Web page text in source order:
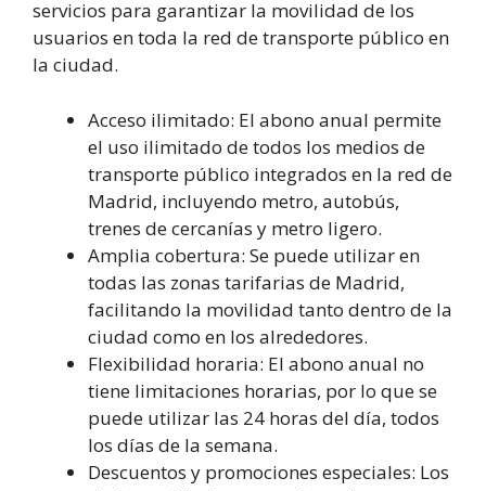
servicios para garantizar la movilidad de los
usuarios en toda la red de transporte público en
la ciudad.
Acceso ilimitado: El abono anual permite
el uso ilimitado de todos los medios de
transporte público integrados en la red de
Madrid, incluyendo metro, autobús,
trenes de cercanías y metro ligero.
Amplia cobertura: Se puede utilizar en
todas las zonas tarifarias de Madrid,
facilitando la movilidad tanto dentro de la
ciudad como en los alrededores.
Flexibilidad horaria: El abono anual no
tiene limitaciones horarias, por lo que se
puede utilizar las 24 horas del día, todos
los días de la semana.
Descuentos y promociones especiales: Los